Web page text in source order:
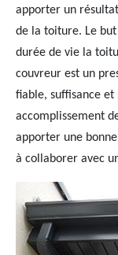
apporter un
de la toiture. Le but
durée de vie la
couvreur est un
fiable, suffisance
accomplissement
apporter une
à collaborer avec